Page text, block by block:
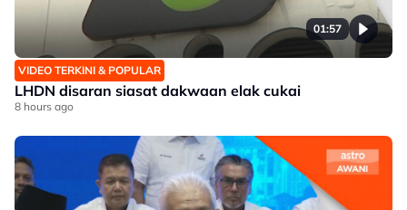
01:57
VIDEO TERKINI & POPULAR
LHDN disaran siasat dakwaan elak cukai
8 hours ago